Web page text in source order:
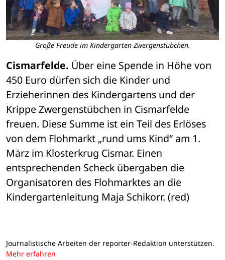
Große Freude im Kindergarten Zwergenstübchen.
Cismarfelde. Über eine Spende in Höhe von
450 Euro dürfen sich die Kinder und
Erzieherinnen des Kindergartens und der
Krippe Zwergenstübchen in Cismarfelde
freuen. Diese Summe ist ein Teil des Erlöses
von dem Flohmarkt „rund ums Kind“ am 1.
März im Klosterkrug Cismar. Einen
entsprechenden Scheck übergaben die
Organisatoren des Flohmarktes an die
Kindergartenleitung Maja Schikorr. (red)
Journalistische Arbeiten der reporter-Redaktion unterstützen.
Mehr erfahren